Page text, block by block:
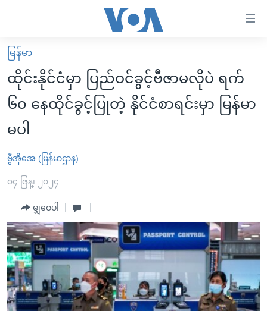
လွယ်ကူ
စေ
သည့်
Link
များ
ပင်မ
အကြောင်းအရာ
ကျော်
ကြည့်
ရန်
ပင်မ
အ
ညွန်း
စာမျက်နှာ
မူလစာမျက်နှာ
မြန်မာ
ကမ္ဘာ့သတင်းများ
နိုင်ငံတကာ
အစ္စရေး-ပါလက်စတိုင်း
ဗွီဒီယို
အင်္ဂလိပ်စာလေ့လာမယ်
အမေရိကန်သုံးအီဒီယံ
မကြေးမုံရဲ့ အင်္ဂလိပ်စာ
ရုပ်ရှင်ထဲက အင်္ဂလိပ်စာ
သုတပဒေသာ အင်္ဂလိပ်စာ
အပတ်စဉ်ကဏ္ဍများ
ရေဒီယို
တီဗွီ
ရေဒီယိုနှင့်ရုပ်သံ အချက်အလက်များ
ရေဒီယို/တီဗွီအစီအစဉ်
Learning English
မြန်မာ
ထိုင်းနိုင်ငံမှာ ပြည်ဝင်ခွင့်ဗီဇာမလိုပဲ ရက်
၆၀ နေထိုင်ခွင့်ပြုတဲ့ နိုင်ငံစာရင်းမှာ မြန်မာ
မပါ
ဗွီအိုအေ (မြန်မာဌာန)
၀၄ ဇြန္၊ ၂၀၂၄
မျှဝေပါ